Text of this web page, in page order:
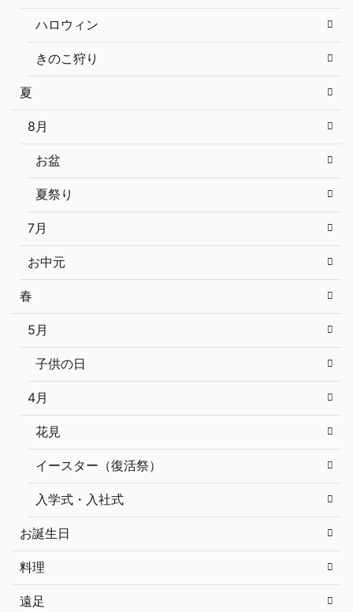
ハロウィン
きのこ狩り
夏
8月
お盆
夏祭り
7月
お中元
春
5月
子供の日
4月
花見
イースター（復活祭）
入学式・入社式
お誕生日
料理
遠足